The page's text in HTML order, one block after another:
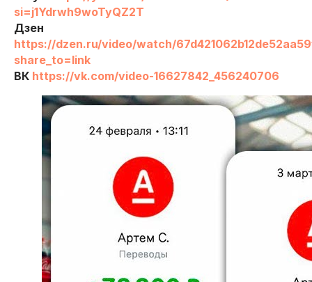
si=j1Ydrwh9woTyQZ2T
Дзен
https://dzen.ru/video/watch/
share_to=link
ВК https://vk.com/video-16627842_456240706
Перейти в Telegram-канал
Мой
Отзывы
Программа